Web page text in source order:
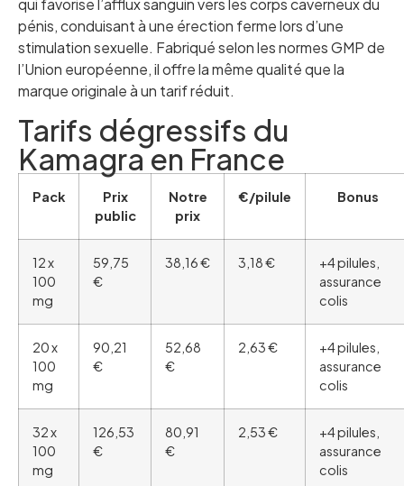
qui favorise l’afflux sanguin vers les corps caverneux du
pénis, conduisant à une érection ferme lors d’une
stimulation sexuelle. Fabriqué selon les normes GMP de
l’Union européenne, il offre la même qualité que la
marque originale à un tarif réduit.
Tarifs dégressifs du
Kamagra en France
Pack
Prix
public
Notre
prix
€/pilule Bonus
12 x
100
mg
59,75
€
38,16 € 3,18 €
+4 pilules,
assurance
colis
20 x
100
mg
90,21
€
52,68
€
2,63 €
+4 pilules,
assurance
colis
32 x
100
mg
126,53
€
80,91
€
2,53 €
+4 pilules,
assurance
colis